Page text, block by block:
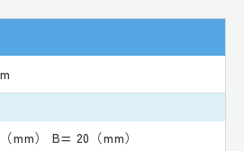
mm） B= 20（mm）